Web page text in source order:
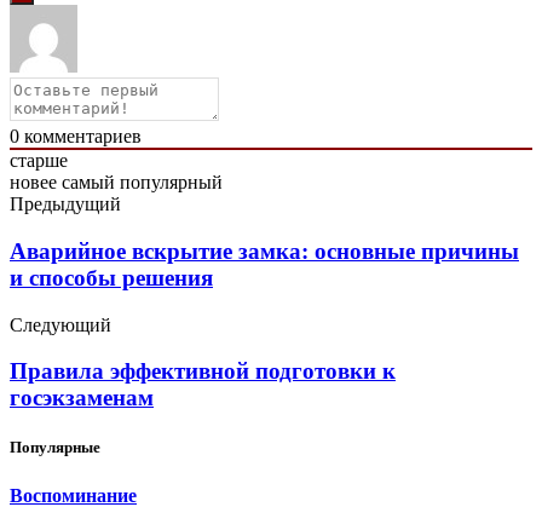
0 комментариев
старше
новее самый популярный
Предыдущий
Аварийное вскрытие замка: основные причины
и способы решения
Следующий
Правила эффективной подготовки к
госэкзаменам
Популярные
Воспоминание